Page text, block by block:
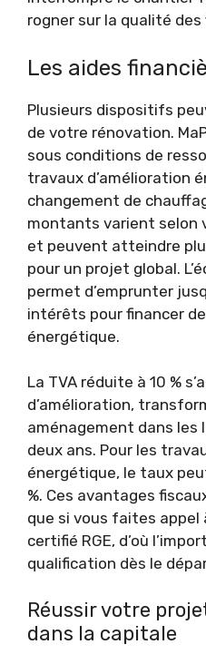
rogner sur la qualité
Les aides
Plusieurs dispositifs
de votre rénovation.
sous conditions de
travaux d’amélioration
changement de
montants varient selon
et peuvent atteindre
pour un projet global.
permet d’emprunter
intérêts pour financer
énergétique.
La TVA réduite à 10 %
d’amélioration,
aménagement dans les
deux ans. Pour les
énergétique, le taux
%. Ces avantages
que si vous faites appel
certifié RGE, d’où
qualification dès le
Réussir votre
dans la capitale